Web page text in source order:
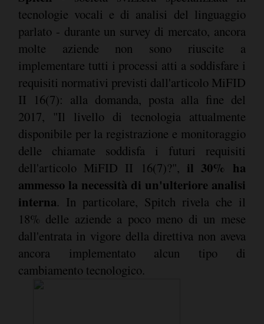
tecnologie vocali e di analisi del linguaggio
parlato - durante un survey di mercato, ancora
molte aziende non sono riuscite a
implementare tutti i processi atti a soddisfare i
requisiti normativi previsti dall'articolo MiFID
II 16(7): alla domanda, posta alla fine del
2017, "Il livello di tecnologia attualmente
disponibile per la registrazione e monitoraggio
delle chiamate soddisfa i futuri requisiti
dell'articolo MiFID II 16(7)?", il 30% ha
ammesso la necessità di un'ulteriore analisi
interna. In particolare, Spitch rivela che il
18% delle aziende a poco meno di un mese
dall'entrata in vigore della direttiva non aveva
ancora implementato alcun tipo di
cambiamento tecnologico.